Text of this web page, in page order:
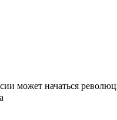
может начаться